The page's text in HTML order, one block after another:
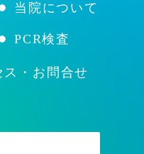
PCR検査
当院について
ス・お問合せ